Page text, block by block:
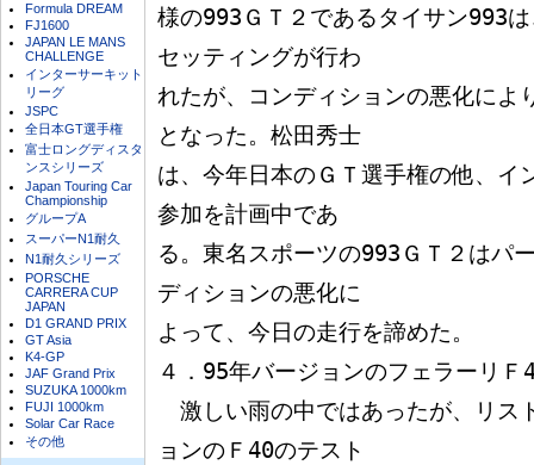
Formula DREAM
FJ1600
JAPAN LE MANS
CHALLENGE
インターサーキット
リーグ
JSPC
全日本GT選手権
富士ロングディスタ
ンスシリーズ
Japan Touring Car
Championship
グループA
スーパーN1耐久
N1耐久シリーズ
PORSCHE
CARRERA CUP
JAPAN
D1 GRAND PRIX
GT Asia
K4-GP
JAF Grand Prix
SUZUKA 1000km
FUJI 1000km
Solar Car Race
その他
様の993ＧＴ２であるタイサン993
セッティングが行わ
れたが、コンディションの悪化によ
となった。松田秀士
は、今年日本のＧＴ選手権の他、イ
参加を計画中であ
る。東名スポーツの993ＧＴ２はパ
ディションの悪化に
よって、今日の走行を諦めた。
４．95年バージョンのフェラーリＦ
激しい雨の中ではあったが、リス
ョンのＦ40のテスト